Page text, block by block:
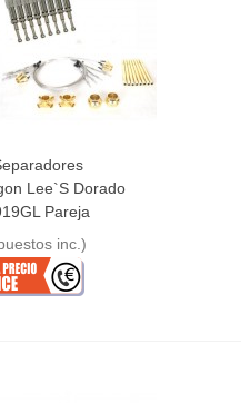
Lee`s Dorado
Pareja
inc.)